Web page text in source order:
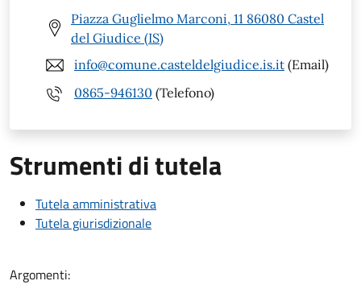
Piazza Guglielmo Marconi, 11 86080 Castel
del Giudice (IS)
info@comune.casteldelgiudice.is.it (Email)
0865-946130 (Telefono)
Strumenti di tutela
Tutela amministrativa
Tutela giurisdizionale
Argomenti: